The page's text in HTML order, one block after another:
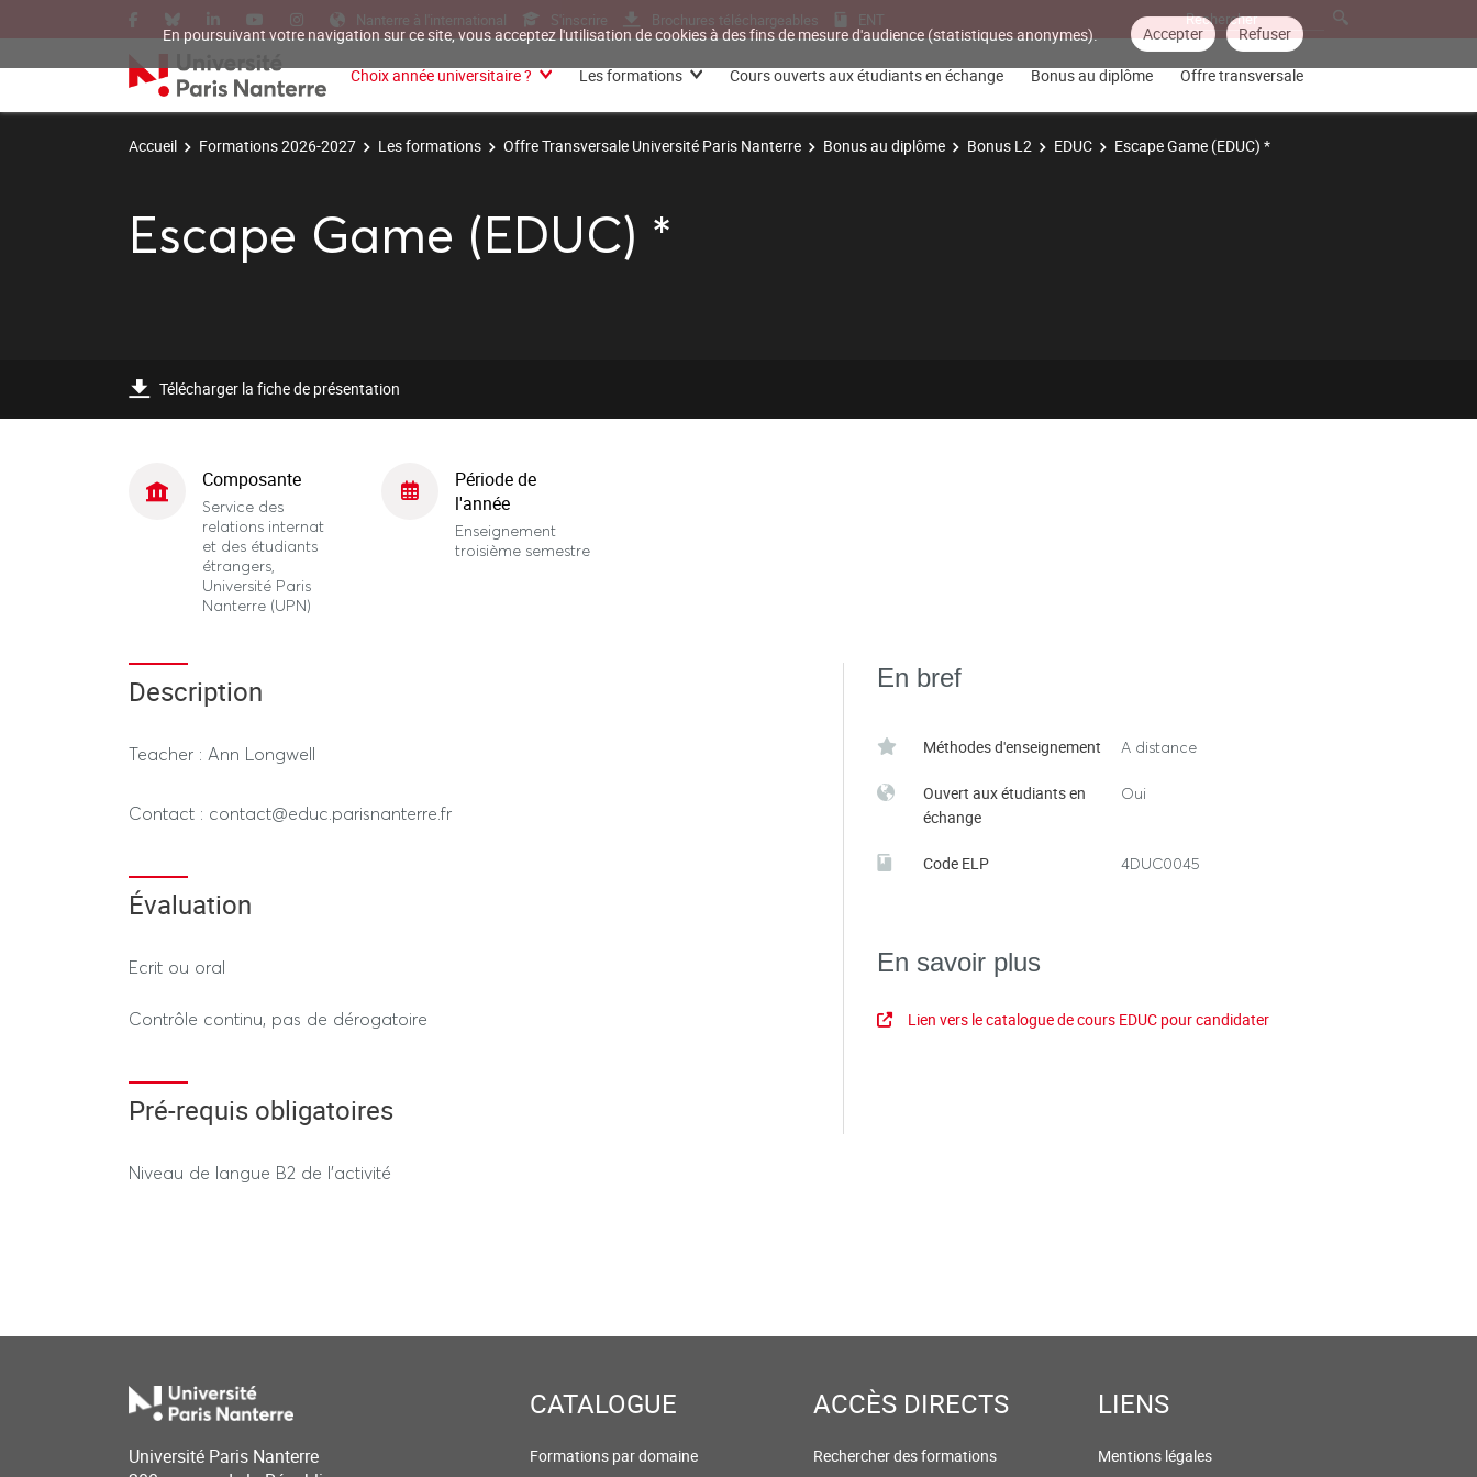
En poursuivant votre navigation sur ce site, vous acceptez l'utilisation de cookies à des fins de mesure d'audience (statistiques anonymes). Accepter Refuser
Nanterre à l'international S'inscrire Brochures téléchargeables ENT
Choix année universitaire ? Les formations Cours ouverts aux étudiants en échange Bonus au diplôme Offre transversale
Accueil Formations 2026-2027 Les formations Offre Transversale Université Paris Nanterre Bonus au diplôme Bonus L2 EDUC Escape Game (EDUC) *
Escape Game (EDUC) *
Télécharger la fiche de présentation
Composante
Service des
relations internat
et des étudiants
étrangers,
Université Paris
Nanterre (UPN)
Période de
l'année
Enseignement
troisième semestre
Description
Teacher : Ann Longwell
Contact : contact@educ.parisnanterre.fr
Évaluation
Ecrit ou oral
Contrôle continu, pas de dérogatoire
Pré-requis obligatoires
Niveau de langue B2 de l'activité
En bref
Méthodes d'enseignement A distance
Ouvert aux étudiants en
échange
Oui
Code ELP 4DUC0045
En savoir plus
Lien vers le catalogue de cours EDUC pour candidater
Université Paris Nanterre
CATALOGUE
Formations par domaine
ACCÈS DIRECTS
Rechercher des formations
LIENS
Mentions légales